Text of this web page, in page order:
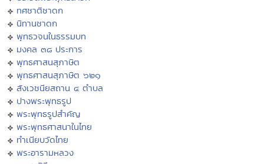
ทศชาติชาดก
นิทานชาดก
พุทธวจนในธรรมบท
มงคล ๓๘ ประการ
พุทธศาสนสุภาษิต
พุทธศาสนสุภาษิต ๖๒๑
สังเวชนียสถาน ๔ ตำบล
ปางพระพุทธรูป
พระพุทธรูปสำคัญ
พระพุทธศาสนาในไทย
ทำเนียบวัดไทย
พระอารามหลวง